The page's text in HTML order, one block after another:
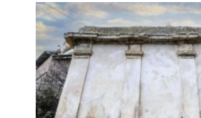
Funtana Manna